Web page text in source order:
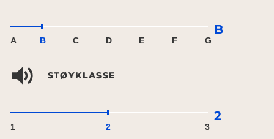
A B C D E F G
B
STØYKLASSE
1 2 3
2